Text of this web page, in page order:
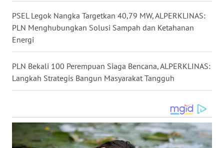
PSEL Legok Nangka Targetkan 40,79 MW, ALPERKLINAS:
PLN Menghubungkan Solusi Sampah dan Ketahanan
Energi
PLN Bekali 100 Perempuan Siaga Bencana, ALPERKLINAS:
Langkah Strategis Bangun Masyarakat Tangguh
WN
MALUKU
MALUT
WN
DANAU